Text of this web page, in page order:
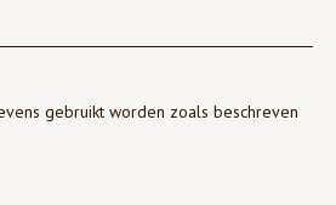
gebruikt worden zoals beschreven